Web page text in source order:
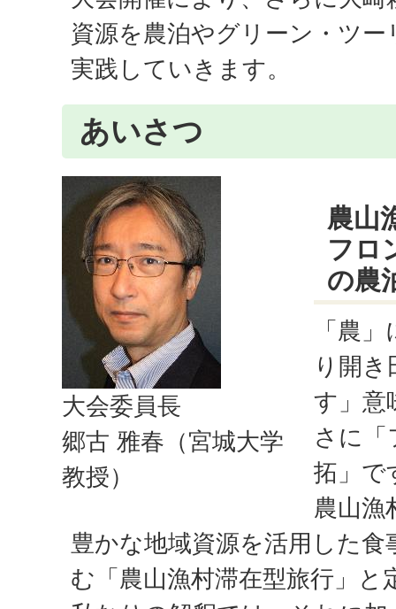
資源を農泊やグリーン・ツ
実践していきます。
あいさつ
大会委員長
郷古 雅春（宮城大学
教授）
農山
フロ
の農
「農
り開
す」意
さに「
拓」で
農山漁
豊かな地域資源を活用した食
む「農山漁村滞在型旅行」と